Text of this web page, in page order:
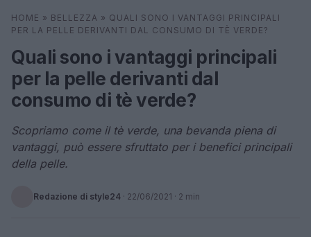
Cerca ⌕
HOME » BELLEZZA » QUALI SONO I VANTAGGI PRINCIPALI
PER LA PELLE DERIVANTI DAL CONSUMO DI TÈ VERDE?
Quali sono i vantaggi principali
per la pelle derivanti dal
consumo di tè verde?
Scopriamo come il tè verde, una bevanda piena di
vantaggi, può essere sfruttato per i benefici principali
della pelle.
Redazione di style24 · 22/06/2021 · 2 min